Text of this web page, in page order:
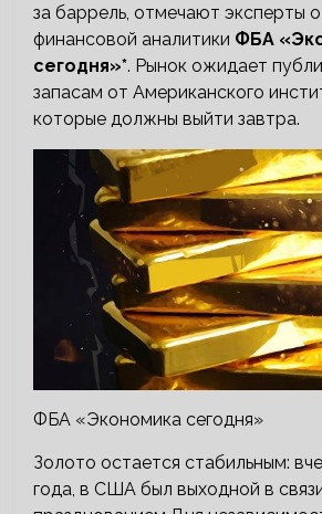
за баррель, отмечают эксперты
финансовой аналитики ФБА
сегодня»*. Рынок ожидает
запасам от Американского
которые должны выйти завтра.
ФБА «Экономика сегодня»
Золото остается стабильным:
года, в США был выходной в